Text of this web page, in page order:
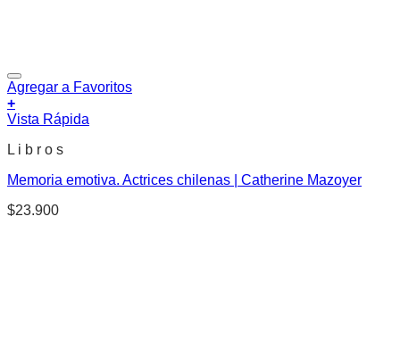
Agregar a Favoritos
+
Vista Rápida
L i b r o s
Memoria emotiva. Actrices chilenas | Catherine Mazoyer
$23.900